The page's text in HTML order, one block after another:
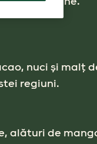
nuci și malț
regiuni.
alături de